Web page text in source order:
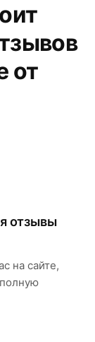
от
отзывы
на сайте,